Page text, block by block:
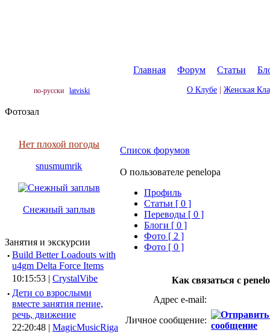
Главная Форум Статьи
по-русски latviski О Клубе Женская
Фотозал
Нет плохой погоды
snusmumrik
Снежный заплыв
Занятия и экскурсии
· Build Better Loadouts with
u4gm Delta Force Items
10:15:53 | CrystalVibe
· Дети со взрослыми
вместе занятия пение,
речь, движение
22:20:48 | MagicMusicRiga
Список форумов
О пользователе penelopa
Профиль
Cтатьи [ 0 ]
Переводы [ 0 ]
Блоги [ 0 ]
Фото [ 2 ]
Фото [ 0 ]
Как связаться с
Адрес e-mail:
Личное сообщение: